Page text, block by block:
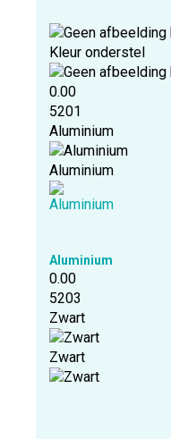
Kleur onderstel
0.00
5201
Aluminium
Aluminium
Aluminium
0.00
5203
Zwart
Zwart